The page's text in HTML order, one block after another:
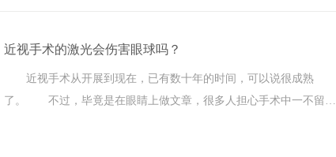
近视手术的激光会伤害眼球吗？
近视手术从开展到现在，已有数十年的时间，可以说很成熟
了。 不过，毕竟是在眼睛上做文章，很多人担心手术中一不留神